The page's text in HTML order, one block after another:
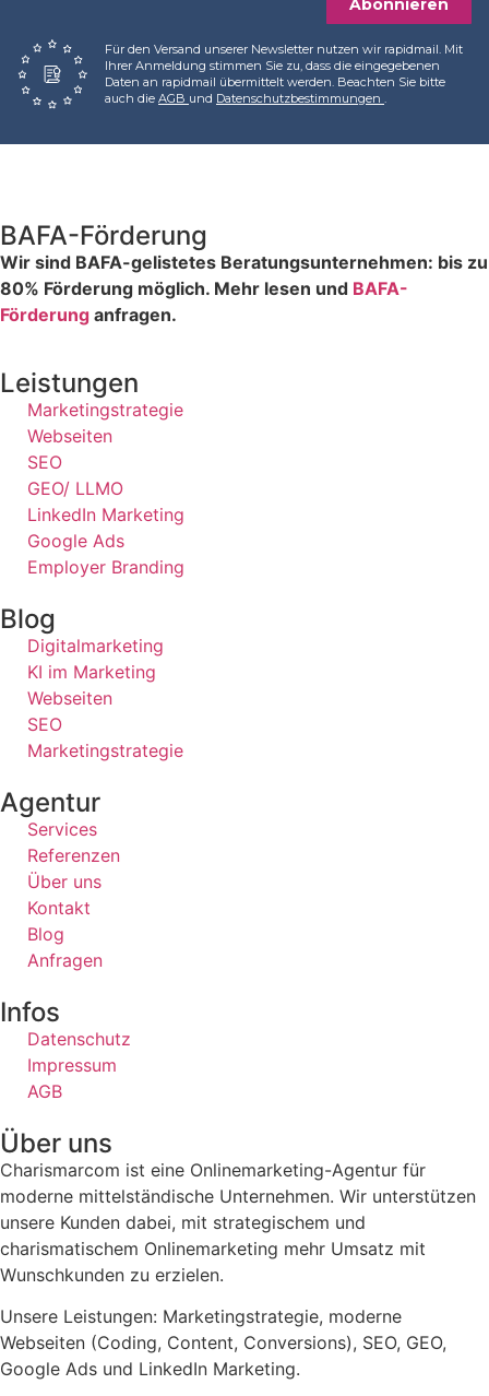
Abonnieren
Für den Versand unserer Newsletter nutzen wir rapidmail. Mit
Ihrer Anmeldung stimmen Sie zu, dass die eingegebenen
Daten an rapidmail übermittelt werden. Beachten Sie bitte
auch die AGB und Datenschutzbestimmungen .
BAFA-Förderung
Wir sind BAFA-gelistetes Beratungsunternehmen: bis zu
80% Förderung möglich. Mehr lesen und BAFA-
Förderung anfragen.
Leistungen
Marketingstrategie
Webseiten
SEO
GEO/ LLMO
LinkedIn Marketing
Google Ads
Employer Branding
Blog
Digitalmarketing
KI im Marketing
Webseiten
SEO
Marketingstrategie
Agentur
Services
Referenzen
Über uns
Kontakt
Blog
Anfragen
Infos
Datenschutz
Impressum
AGB
Über uns
Charismarcom ist eine Onlinemarketing-Agentur für
moderne mittelständische Unternehmen. Wir unterstützen
unsere Kunden dabei, mit strategischem und
charismatischem Onlinemarketing mehr Umsatz mit
Wunschkunden zu erzielen.
Unsere Leistungen: Marketingstrategie, moderne
Webseiten (Coding, Content, Conversions), SEO, GEO,
Google Ads und LinkedIn Marketing.